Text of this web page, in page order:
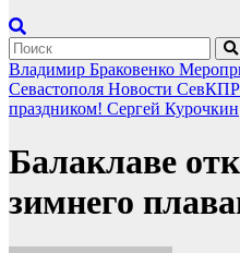
Владимир Браковенко
Севастополя Новости
праздником! Сергей Курочкин
Балаклаве
зимнего